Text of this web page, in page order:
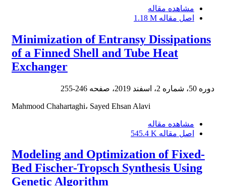
مشاهده مقاله
اصل مقاله 1.18 M
Minimization of Entransy Dissipations
of a Finned Shell and Tube Heat
Exchanger
دوره 50، شماره 2، اسفند 2019، صفحه 246-255
Mahmood Chahartaghi، Sayed Ehsan Alavi
مشاهده مقاله
اصل مقاله 545.4 K
Modeling and Optimization of Fixed-
Bed Fischer-Tropsch Synthesis Using
Genetic Algorithm